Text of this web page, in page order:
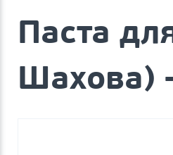
Паста
Шахова) -